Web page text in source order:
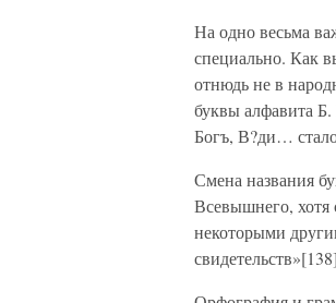
На одно весьма
специально. Как
отнюдь не в
буквы алфавита Б.
Богъ, В?ди…
Смена названия
Всевышнего, хотя
некоторыми